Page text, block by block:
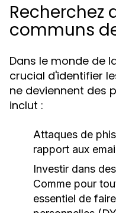
Recherchez
communs
Dans le monde de
crucial d'identifier
ne deviennent des
inclut :
Attaques de
rapport aux
Investir dans
Comme pour
essentiel de